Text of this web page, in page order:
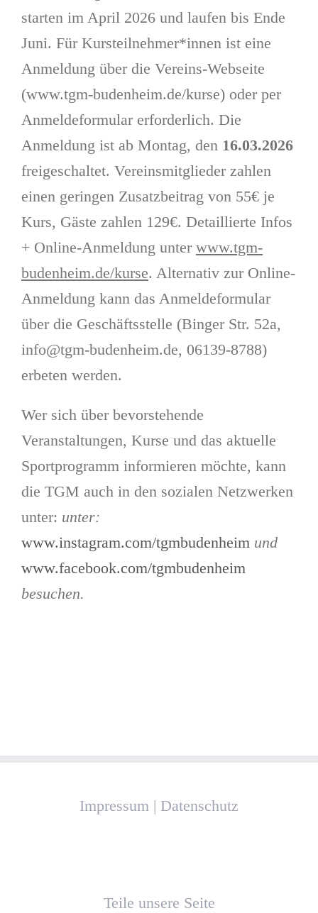
starten im April 2026 und laufen bis Ende
Juni. Für Kursteilnehmer*innen ist eine
Anmeldung über die Vereins-Webseite
(www.tgm-budenheim.de/kurse) oder per
Anmeldeformular erforderlich. Die
Anmeldung ist ab Montag, den 16.03.2026
freigeschaltet. Vereinsmitglieder zahlen
einen geringen Zusatzbeitrag von 55€ je
Kurs, Gäste zahlen 129€. Detaillierte Infos
+ Online-Anmeldung unter www.tgm-
budenheim.de/kurse. Alternativ zur Online-
Anmeldung kann das Anmeldeformular
über die Geschäftsstelle (Binger Str. 52a,
info@tgm-budenheim.de, 06139-8788)
erbeten werden.
Wer sich über bevorstehende
Veranstaltungen, Kurse und das aktuelle
Sportprogramm informieren möchte, kann
die TGM auch in den sozialen Netzwerken
unter: unter:
www.instagram.com/tgmbudenheimund
www.facebook.com/tgmbudenheim
besuchen.
Impressum | Datenschutz
Teile unsere Seite